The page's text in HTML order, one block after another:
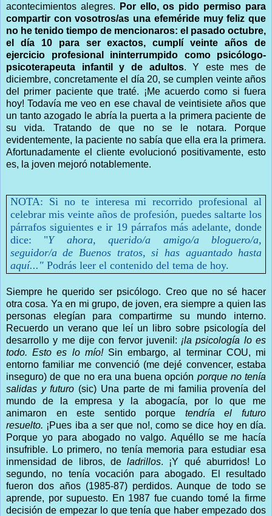
acontecimientos alegres.
Por ello, os pido permiso para
compartir con vosotros/as una efeméride muy feliz que
no he tenido tiempo de mencionaros: el pasado octubre,
el día 10 para ser exactos, cumplí veinte años de
ejercicio profesional ininterrumpido como psicólogo-
psicoterapeuta infantil y de adultos. Y este mes de
diciembre, concretamente el día 20, se cumplen veinte años
del primer paciente que traté. ¡Me acuerdo como si fuera
hoy! Todavía me veo en ese chaval de veintisiete años que
un tanto azogado le abría la puerta a la primera paciente de
su vida. Tratando de que no se le notara. Porque
evidentemente, la paciente no sabía que ella era la primera.
Afortunadamente el cliente evolucionó positivamente, esto
es, la joven mejoró notablemente.
NOTA: Si no te interesa mi recorrido profesional al
celebrar mis veinte años de profesión, puedes saltarte los
párrafos siguientes e ir 19 párrafos más adelante, donde
dice: "Y ahora, querido/a amigo/a bloguero/a,
seguidor/a de Buenos tratos, si has aguantado hasta
aquí..." Podrás leer el contenido del tema de hoy.
Siempre he querido ser psicólogo. Creo que no sé hacer
otra cosa. Ya en mi grupo, de joven, era siempre a quien las
personas elegían para compartirme su mundo interno.
Recuerdo un verano que leí un libro sobre psicología del
desarrollo y me dije con fervor juvenil: ¡la psicología lo es
todo. Esto es lo mío!Sin embargo, al terminar COU, mi
entorno familiar me convenció (me dejé convencer, estaba
inseguro) de que no era una buena opción porque no tenía
salidas y futuro (sic) Una parte de mi familia provenía del
mundo de la empresa y la abogacía, por lo que me
animaron en este sentido porque tendría el futuro
resuelto. ¡Pues iba a ser que no!, como se dice hoy en día.
Porque yo para abogado no valgo. Aquéllo se me hacía
insufrible. Lo primero, no tenía memoria para estudiar esa
inmensidad de libros, de ladrillos. ¡Y qué aburridos! Lo
segundo, no tenía vocación para abogado. El resultado
fueron dos años (1985-87) perdidos. Aunque de todo se
aprende, por supuesto. En 1987 fue cuando tomé la firme
decisión de empezar lo que tenía que haber empezado dos